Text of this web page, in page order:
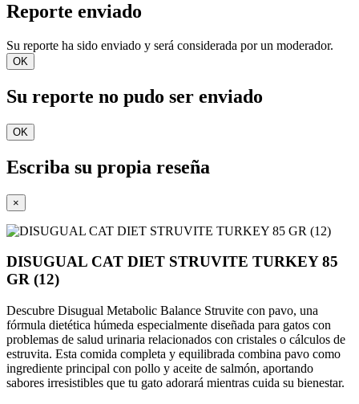
Reporte enviado
Su reporte ha sido enviado y será considerada por un moderador.
OK
Su reporte no pudo ser enviado
OK
Escriba su propia reseña
×
DISUGUAL CAT DIET STRUVITE TURKEY 85
GR (12)
Descubre Disugual Metabolic Balance Struvite con pavo, una
fórmula dietética húmeda especialmente diseñada para gatos con
problemas de salud urinaria relacionados con cristales o cálculos de
estruvita. Esta comida completa y equilibrada combina pavo como
ingrediente principal con pollo y aceite de salmón, aportando
sabores irresistibles que tu gato adorará mientras cuida su bienestar.